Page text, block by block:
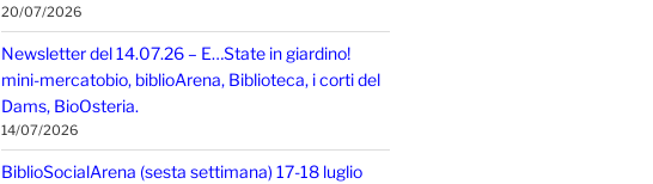
20/07/2026
Newsletter del 14.07.26 – E…State in giardino!
mini-mercatobio, biblioArena, Biblioteca, i corti del
Dams, BioOsteria.
14/07/2026
BiblioSocialArena (sesta settimana) 17-18 luglio